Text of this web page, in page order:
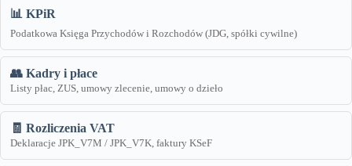
📊 KPiR
Podatkowa Księga Przychodów i Rozchodów (JDG, spółki cywilne)
👥 Kadry i płace
Listy płac, ZUS, umowy zlecenie, umowy o dzieło
🧾 Rozliczenia VAT
Deklaracje JPK_V7M / JPK_V7K, faktury KSeF